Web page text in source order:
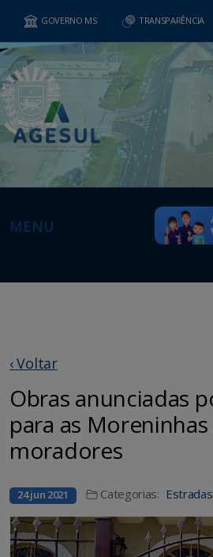
GOVERNO MS TRANSPARÊNCIA
MENU
‹ Voltar
Obras anunciadas
para as
moradores
24 jun 2021 Categorias: Estradas